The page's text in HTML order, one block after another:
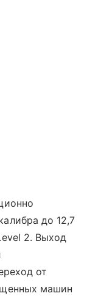
до 12,7
2. Выход
от
машин